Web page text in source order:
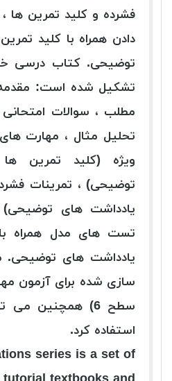
فشرده و کلید تمرین
دادن همراه با کلید
توضیحی. کتاب درسی
تشکیل شده است:
مطلب ، سوالات
تحلیل مثال ، مهارت
ویژه (کلید تمرین
توضیحی) ، تمرینات
یادداشت های
تست های مدل همراه
یادداشت های توضیحی.
سطح 6) همچنین
استفاده کرد.
series is a set of